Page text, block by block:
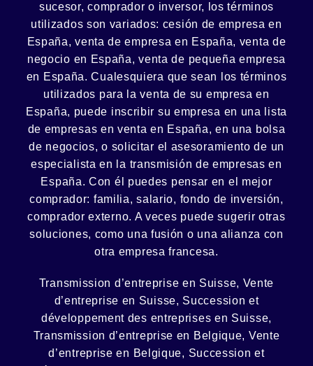
sucesor, comprador o inversor, los términos
utilizados son variados: cesión de empresa en
España, venta de empresa en España, venta de
negocio en España, venta de pequeña empresa
en España. Cualesquiera que sean los términos
utilizados para la venta de su empresa en
España, puede inscribir su empresa en una lista
de empresas en venta en España, en una bolsa
de negocios, o solicitar el asesoramiento de un
especialista en la transmisión de empresas en
España. Con él puedes pensar en el mejor
comprador: familia,salario, fondo de inversión,
comprador externo. A veces puede sugerir otras
soluciones, como una fusión o unaalianza con
otra empresa francesa.
Transmission d’entreprise en Suisse, Vente
d’entreprise en Suisse, Succession et
développement des entreprises en Suisse,
Transmission d’entreprise en Belgique, Vente
d’entreprise en Belgique, Succession et